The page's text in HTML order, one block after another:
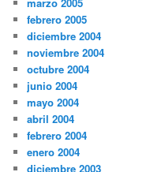
febrero 2005
diciembre 2004
noviembre 2004
octubre 2004
junio 2004
mayo 2004
abril 2004
febrero 2004
enero 2004
diciembre 2003